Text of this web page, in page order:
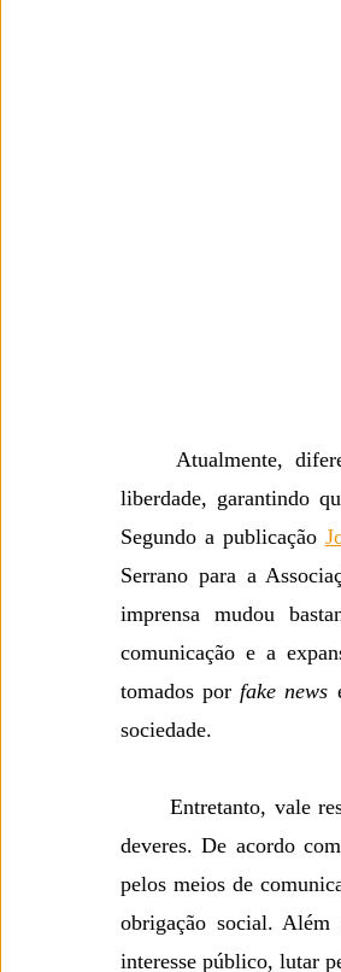
liberdade, garantindo
Segundo a publicação
Serrano para a
imprensa mudou
comunicação e a
tomados por fake news
sociedade.
	Entretanto, vale ressaltar que, mesmo com toda a sua importância, a imprensa também possui
deveres. De acordo
pelos meios de
obrigação social.
interesse público, lutar